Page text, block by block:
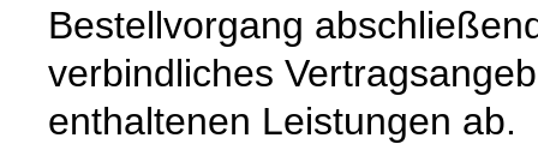
Bestellvorgang
verbindliches
enthaltenen Leistungen ab.